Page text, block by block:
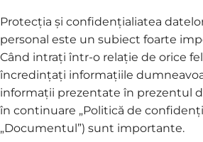
Protecția și confidențialiatea
personal este un subiect foarte
Când intrați într-o relație de orice
încredințați informațiile
informații prezentate în prezentul
în continuare „Politică de
„Documentul”) sunt importante.